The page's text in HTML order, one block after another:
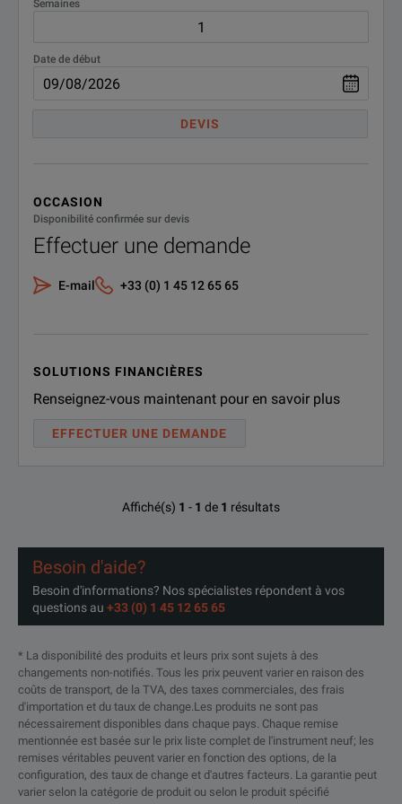
Semaines
Date de début
DEVIS
OCCASION
Disponibilité confirmée sur devis
Effectuer une demande
E-mail +33 (0) 1 45 12 65 65
SOLUTIONS FINANCIÈRES
Renseignez-vous maintenant pour en savoir plus
EFFECTUER UNE DEMANDE
Affiché(s) 1 - 1 de 1 résultats
Besoin d'aide?
Besoin d'informations? Nos spécialistes répondent à vos
questions au +33 (0) 1 45 12 65 65
* La disponibilité des produits et leurs prix sont sujets à des
changements non-notifiés. Tous les prix peuvent varier en raison des
coûts de transport, de la TVA, des taxes commerciales, des frais
d'importation et du taux de change.Les produits ne sont pas
nécessairement disponibles dans chaque pays. Chaque remise
mentionnée est basée sur le prix liste complet de l'instrument neuf; les
remises véritables peuvent varier en fonction des options, de la
configuration, des taux de change et d'autres facteurs. La garantie peut
varier selon la catégorie de produit ou selon le produit spécifié